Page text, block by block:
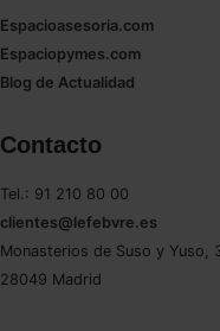
Espacioasesoria.com
Espaciopymes.com
Blog de Actualidad
Contacto
Tel.: 91 210 80 00
clientes@lefebvre.es
Monasterios de Suso y Yuso,
28049 Madrid